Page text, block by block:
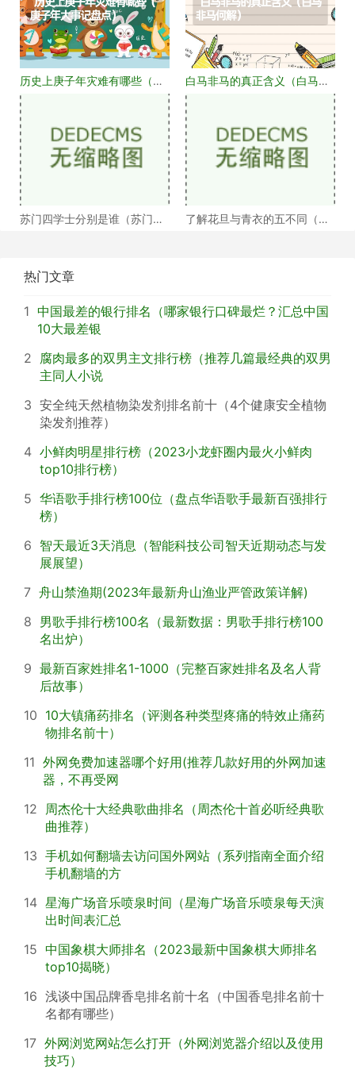
历史上庚子年灾难有哪些（庚
子年大事记盘点）
白马非马的真正含义（白马非
马何解）
苏门四学士分别是谁（苏门四
了解花旦与青衣的五不同（浅
热门文章
1 中国最差的银行排名（哪家银行口碑最烂？汇总中国
10大最差银
2 腐肉最多的双男主文排行榜（推荐几篇最经典的双男
主同人小说
3 安全纯天然植物染发剂排名前十（4个健康安全植物
染发剂推荐）
4 小鲜肉明星排行榜（2023小龙虾圈内最火小鲜肉
top10排行榜）
5 华语歌手排行榜100位（盘点华语歌手最新百强排行
榜）
6 智天最近3天消息（智能科技公司智天近期动态与发
展展望）
7 舟山禁渔期(2023年最新舟山渔业严管政策详解)
8 男歌手排行榜100名（最新数据：男歌手排行榜100
名出炉）
9 最新百家姓排名1-1000（完整百家姓排名及名人背
后故事）
10 10大镇痛药排名（评测各种类型疼痛的特效止痛药
物排名前十）
11 外网免费加速器哪个好用(推荐几款好用的外网加速
器，不再受网
12 周杰伦十大经典歌曲排名（周杰伦十首必听经典歌
曲推荐）
13 手机如何翻墙去访问国外网站（系列指南全面介绍
手机翻墙的方
14 星海广场音乐喷泉时间（星海广场音乐喷泉每天演
出时间表汇总
15 中国象棋大师排名（2023最新中国象棋大师排名
top10揭晓）
16 浅谈中国品牌香皂排名前十名（中国香皂排名前十
名都有哪些）
17 外网浏览网站怎么打开（外网浏览器介绍以及使用
技巧）